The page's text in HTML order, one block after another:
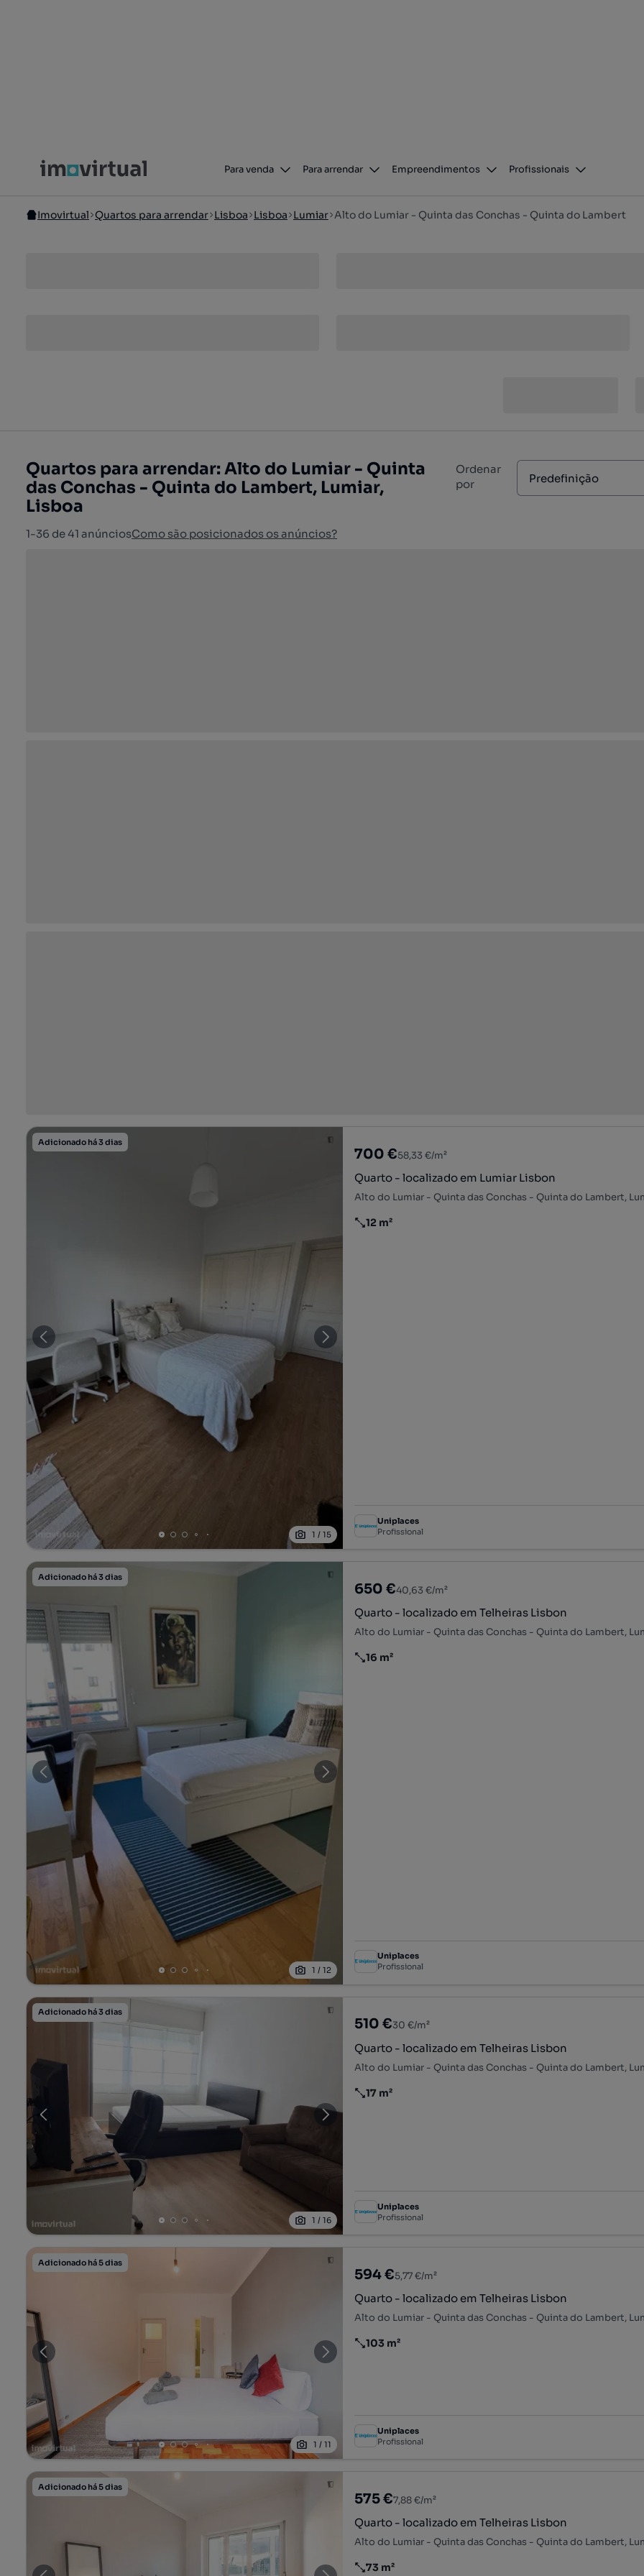
Para venda Para arrendar Empreendimentos Profissionais
Imovirtual Quartos para arrendar Lisboa Lisboa Lumiar Alto do Lumiar - Quinta das Conchas - Quinta do Lambert
Quartos para arrendar: Alto do Lumiar - Quinta
das Conchas - Quinta do Lambert, Lumiar,
Lisboa
1-36 de 41 anúnciosComo são posicionados os anúncios?
Ordenar
por
Predefinição
Adicionado há 3 dias
1 /15
700 €58,33 €/m²
Quarto - localizado em Lumiar Lisbon
Preço por metro quadrado
12 m²
Uniplaces
Profissional
Adicionado há 3 dias
1 /12
650 €40,63 €/m²
Quarto - localizado em Telheiras Lisbon
Preço por metro quadrado
16 m²
Uniplaces
Profissional
Adicionado há 3 dias
1 /16
510 €30 €/m²
Quarto - localizado em Telheiras Lisbon
Preço por metro quadrado
17 m²
Uniplaces
Profissional
Adicionado há 5 dias
1 /11
594 €5,77 €/m²
Quarto - localizado em Telheiras Lisbon
Preço por metro quadrado
103 m²
Uniplaces
Profissional
Adicionado há 5 dias
575 €7,88 €/m²
Quarto - localizado em Telheiras Lisbon
73 m²